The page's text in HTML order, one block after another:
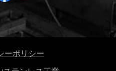
ーポリシー